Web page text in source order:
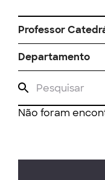
Professor
Departamento
Não foram